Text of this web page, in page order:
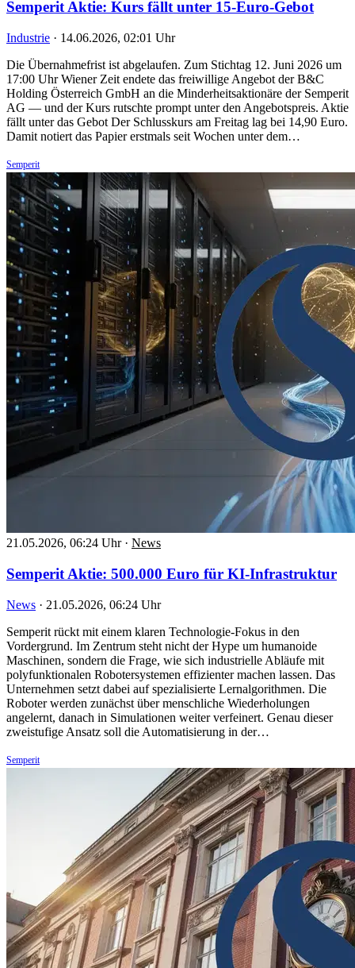
Semperit Aktie: Kurs fällt unter 15-Euro-Gebot
Industrie · 14.06.2026, 02:01 Uhr
Die Übernahmefrist ist abgelaufen. Zum Stichtag 12. Juni 2026 um
17:00 Uhr Wiener Zeit endete das freiwillige Angebot der B&C
Holding Österreich GmbH an die Minderheitsaktionäre der Semperit
AG — und der Kurs rutschte prompt unter den Angebotspreis. Aktie
fällt unter das Gebot Der Schlusskurs am Freitag lag bei 14,90 Euro.
Damit notiert das Papier erstmals seit Wochen unter dem…
Semperit
21.05.2026, 06:24 Uhr · News
Semperit Aktie: 500.000 Euro für KI-Infrastruktur
News · 21.05.2026, 06:24 Uhr
Semperit rückt mit einem klaren Technologie-Fokus in den
Vordergrund. Im Zentrum steht nicht der Hype um humanoide
Maschinen, sondern die Frage, wie sich industrielle Abläufe mit
polyfunktionalen Robotersystemen effizienter machen lassen. Das
Unternehmen setzt dabei auf spezialisierte Lernalgorithmen. Die
Roboter werden zunächst über menschliche Wiederholungen
angelernt, danach in Simulationen weiter verfeinert. Genau dieser
zweistufige Ansatz soll die Automatisierung in der…
Semperit